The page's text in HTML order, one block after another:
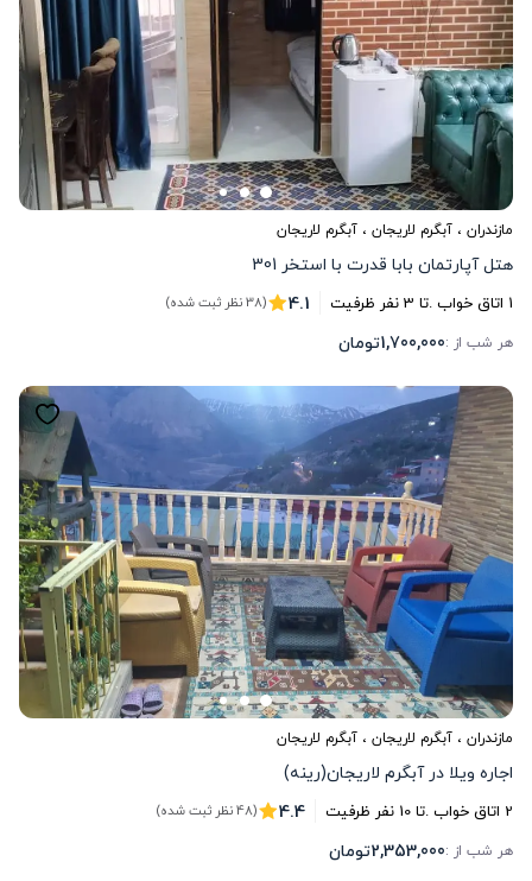
مازندران ، آبگرم لاریجان ، آبگرم لاریجان
هتل آپارتمان بابا قدرت با استخر 301
1 اتاق خواب .تا 3نفر ظرفیت 4.1 (38 نظر ثبت شده)
هر شب از :1,700,000تومان
مازندران ، آبگرم لاریجان ، آبگرم لاریجان
اجاره ویلا در آبگرم لاریجان(رینه)
2 اتاق خواب .تا10 نفر ظرفیت 4.4 (48 نظر ثبت شده)
هر شب از :2,353,000تومان